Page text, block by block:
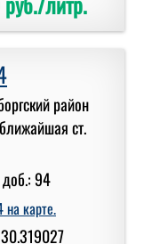
район
ст.
94
карте.